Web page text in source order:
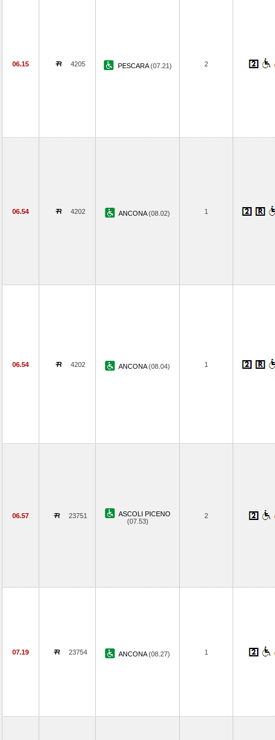
06.15 4205 PESCARA(07.21) 2
06.54 4202 ANCONA(08.02) 1
06.54 4202 ANCONA(08.04) 1
06.57 23751
ASCOLI PICENO
(07.53)
2
07.19 23754 ANCONA(08.27) 1